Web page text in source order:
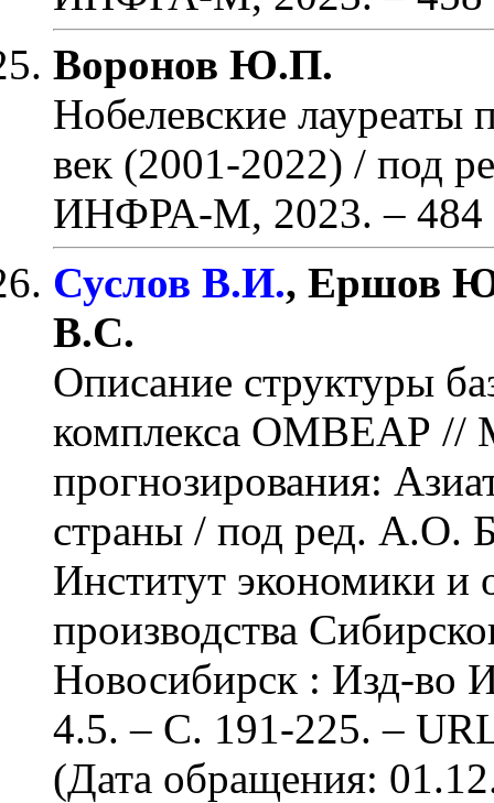
Воронов Ю.П.
Нобелевские
век (2001-2022) / под
ИНФРА-М, 2023. – 484
Суслов В.И., Ершов
В.С.
Описание структуры
комплекса ОМВЕАР //
прогнозирования:
страны / под ред. А.О.
Институт экономики и
производства
Новосибирск : Изд-
4.5. – С. 191-225. –
(Дата обращения: